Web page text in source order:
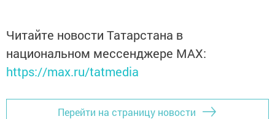
Читайте новости Татарстана в
национальном мессенджере MАХ:
https://max.ru/tatmedia
Перейти на страницу новости